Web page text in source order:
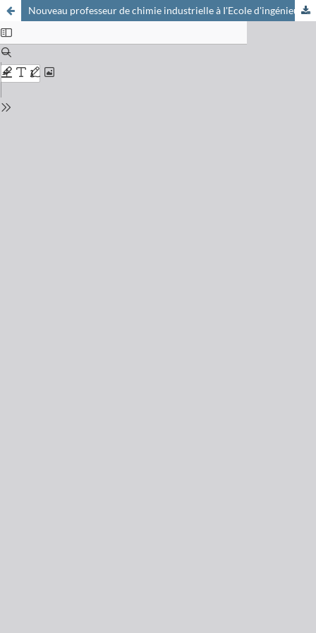
Nouveau professeur de chimie industrielle à I'Ecole d'ingénieurs de Fribourg: Dr. Ennio Vanoli